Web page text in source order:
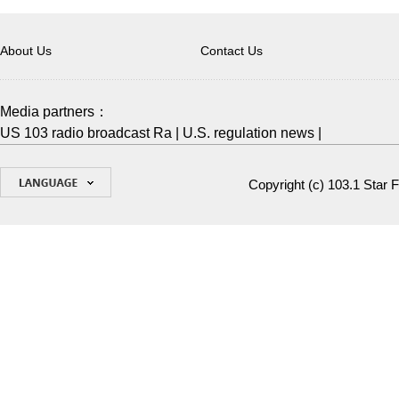
About Us Contact Us
Media partners：
US 103 radio broadcast Ra
U.S. regulation news
Copyright (c) 103.1 Star